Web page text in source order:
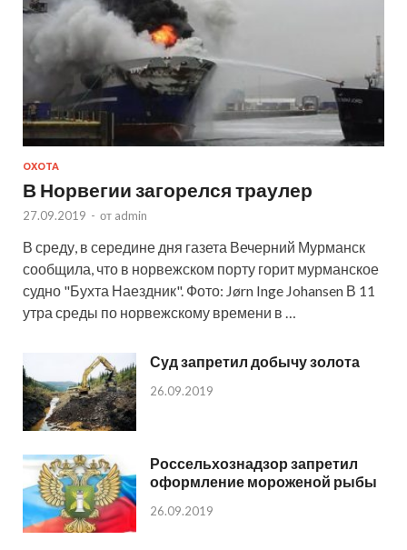
ОХОТА
В Норвегии загорелся траулер
27.09.2019 - от admin
В среду, в середине дня газета Вечерний Мурманск
сообщила, что в норвежском порту горит мурманское
судно "Бухта Наездник". Фото: Jørn Inge Johansen В 11
утра среды по норвежскому времени в …
Суд запретил добычу золота
26.09.2019
Россельхознадзор запретил
оформление мороженой рыбы
26.09.2019